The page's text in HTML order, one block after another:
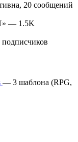
20 сообщений
— 1.5K
— 3 шаблона (RPG,